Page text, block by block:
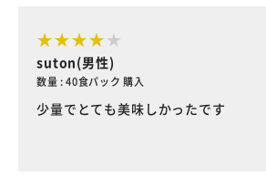
suton(男性)
数量 : 40食パック 購入
少量でとても美味しかったです